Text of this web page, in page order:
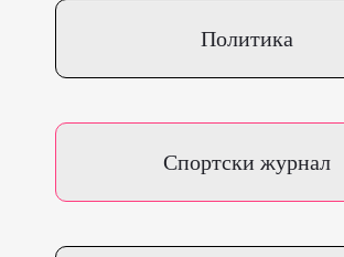
Политика
Спортски журнал